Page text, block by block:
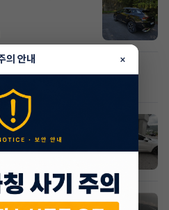
렌트 찾으시는분!!
) 758,780원
다 지원금 협의연락
의 안내 ×